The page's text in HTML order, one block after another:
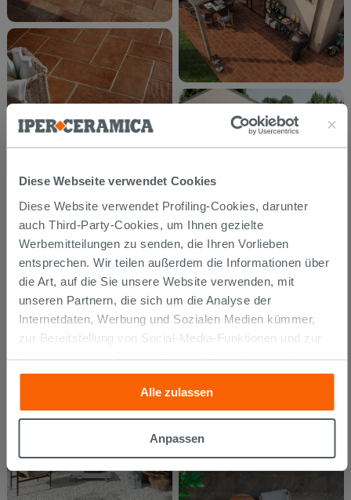
Diese Webseite verwendet Cookies
Diese Website verwendet Profiling-Cookies, darunter
auch Third-Party-Cookies, um Ihnen gezielte
Werbemitteilungen zu senden, die Ihren Vorlieben
entsprechen. Wir teilen außerdem die Informationen über
die Art, auf die Sie unsere Website verwenden, mit
unseren Partnern, die sich um die Analyse der
Internetdaten, Werbung und Sozialen Medien kümmer,
zur Bereitstellung von Social-Media-Funktionen und zur
Analyse unseres Datenverkehrs. Diese könnten sie mit
anderen Informationen, die Sie ihnen geliefert haben oder
die sie aufgrund Ihrer Verwendung ihrer Dienste
gesammelt haben, kombinieren. Falls Sie mehr wissen
möchten oder Ihre Zustimmung zu allen oder einigen
Zustimmung kann durch Klicken auf die Schaltfläche
„Cookies akzeptieren“ gegeben werden. Wenn Sie auf
Alle zulassen
Anpassen